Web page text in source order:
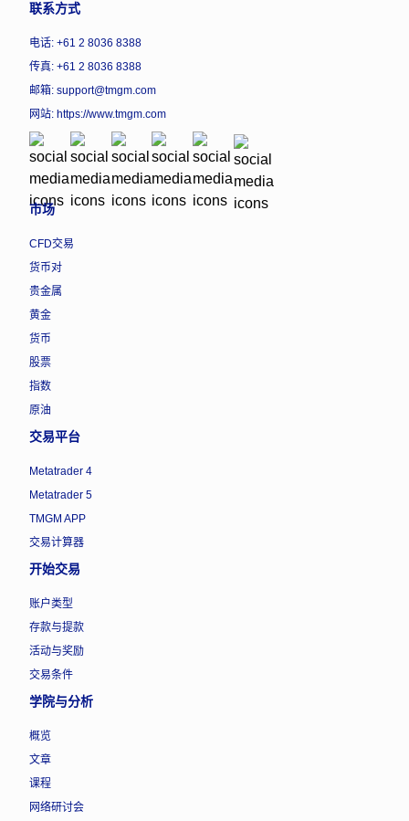
联系方式
电话: +61 2 8036 8388
传真: +61 2 8036 8388
邮箱: support@tmgm.com
网站: https://www.tmgm.com
市场
CFD交易
货币对
贵金属
黄金
货币
股票
指数
原油
交易平台
Metatrader 4
Metatrader 5
TMGM APP
交易计算器
开始交易
账户类型
存款与提款
活动与奖励
交易条件
学院与分析
概览
文章
课程
网络研讨会